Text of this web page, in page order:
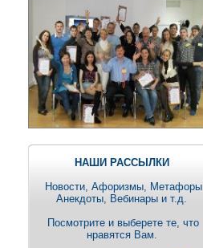
НАШИ РАССЫЛКИ
Новости, Aфоризмы, Метафоры
Анекдоты, Вебинары и т.д.
Посмотрите и выберете те, что
нравятся Вам.